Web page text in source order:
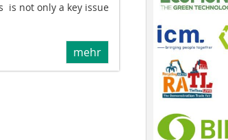
is not only a key issue
mehr